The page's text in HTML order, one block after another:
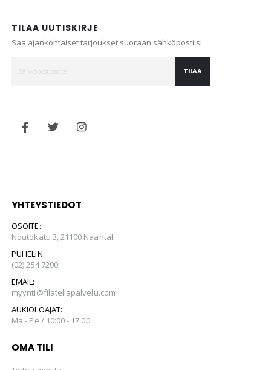
TILAA UUTISKIRJE
Saa ajankohtaiset tarjoukset suoraan sähköpostiisi.
TILAA
YHTEYSTIEDOT
OSOITE:
Noutokatu 3, 21100 Naantali
PUHELIN:
(02) 254 7200
EMAIL:
myynti@filateliapalvelu.com
AUKIOLOAJAT:
Ma - Pe / 10:00 - 17:00
OMA TILI